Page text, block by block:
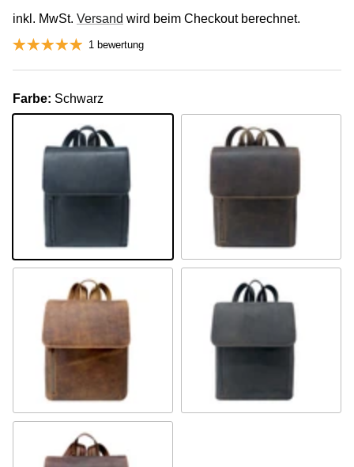
inkl. MwSt. Versand wird beim Checkout berechnet.
1 bewertung
Farbe: Schwarz
Schwarz Khaki
Camel Braun